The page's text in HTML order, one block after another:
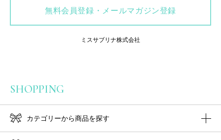
無料会員登録・メールマガジン登録
ミスサブリナ株式会社
SHOPPING
カテゴリーから商品を探す